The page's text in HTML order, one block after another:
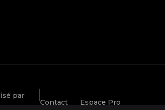
par
Contact Espace Pro